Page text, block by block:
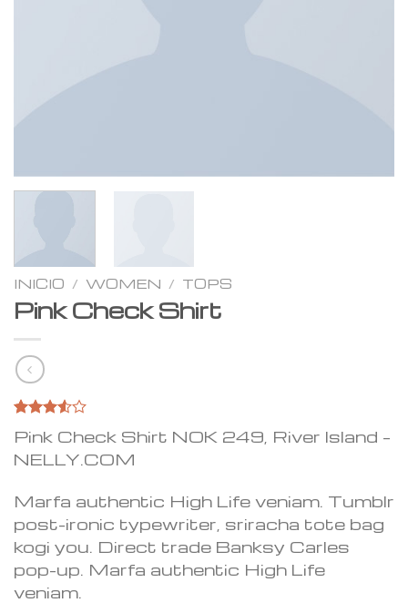
INICIO / WOMEN / TOPS
Pink Check Shirt
3.50
sobre 5
puntuaciones
clientes
Pink Check Shirt NOK 249, River Island –
NELLY.COM
Marfa authentic High Life veniam. Tumblr
post-ironic typewriter, sriracha tote bag
kogi you. Direct trade Banksy Carles
pop-up. Marfa authentic High Life
veniam.